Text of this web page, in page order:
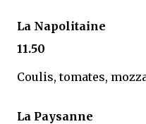
La Napolitaine
11.50
Coulis, tomates,
La Paysanne